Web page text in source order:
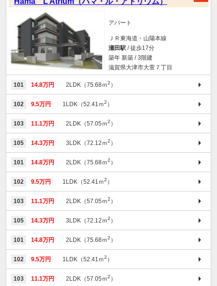
アパート
ＪＲ東海道・山陽本線
瀬田駅 / 徒歩17分
築年 新築 / 3階建
滋賀県大津市大萱７丁目
101 14.8万円 2LDK（75.68ｍ2 ）
102 9.5万円 1LDK（52.41ｍ2 ）
103 11.1万円 2LDK（57.05ｍ2 ）
105 14.3万円 3LDK（72.12ｍ2 ）
101 14.8万円 2LDK（75.68ｍ2 ）
102 9.5万円 1LDK（52.41ｍ2 ）
103 11.1万円 2LDK（57.05ｍ2 ）
105 14.3万円 3LDK（72.12ｍ2 ）
101 14.8万円 2LDK（75.68ｍ2 ）
102 9.5万円 1LDK（52.41ｍ2 ）
103 11.1万円 2LDK（57.05ｍ2 ）